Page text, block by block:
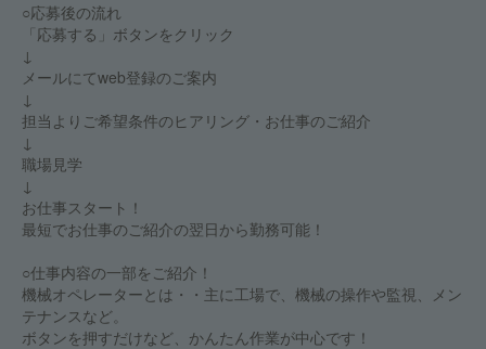
○応募後の流れ
「応募する」ボタンをクリック
↓
メールにてweb登録のご案内
↓
担当よりご希望条件のヒアリング・お仕事のご紹介
↓
職場見学
↓
お仕事スタート！
最短でお仕事のご紹介の翌日から勤務可能！
○仕事内容の一部をご紹介！
機械オペレーターとは・・主に工場で、機械の操作や監視、メン
テナンスなど。
ボタンを押すだけなど、かんたん作業が中心です！